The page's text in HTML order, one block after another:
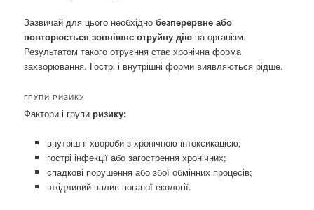
Зазвичай для цього необхіднобезперервне або
повторюється зовнішнє отруйну дію на організм.
Результатом такого отруєння стає хронічна форма
захворювання. Гострі і внутрішні форми виявляються рідше.
ГРУПИ РИЗИКУ
Фактори і групиризику:
внутрішні хвороби з хронічною інтоксикацією;
гострі інфекції або загострення хронічних;
спадкові порушення або збої обмінних процесів;
шкідливий вплив поганої екології.